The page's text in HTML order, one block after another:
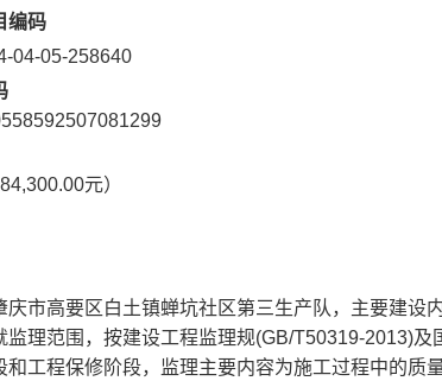
编码
04-05-258640
元）
庆市高要区白土镇蝉坑社区第三生产队，主要建设
监理范围，按建设工程监理规(GB/T50319-2013)
和工程保修阶段，监理主要内容为施工过程中的质